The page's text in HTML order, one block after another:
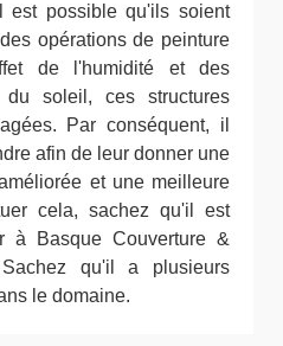
est possible qu'ils soient
opérations de peinture
de l'humidité et des
du soleil, ces structures
Par conséquent, il
afin de leur donner une
et une meilleure
cela, sachez qu'il est
à Basque Couverture &
Sachez qu'il a plusieurs
le domaine.